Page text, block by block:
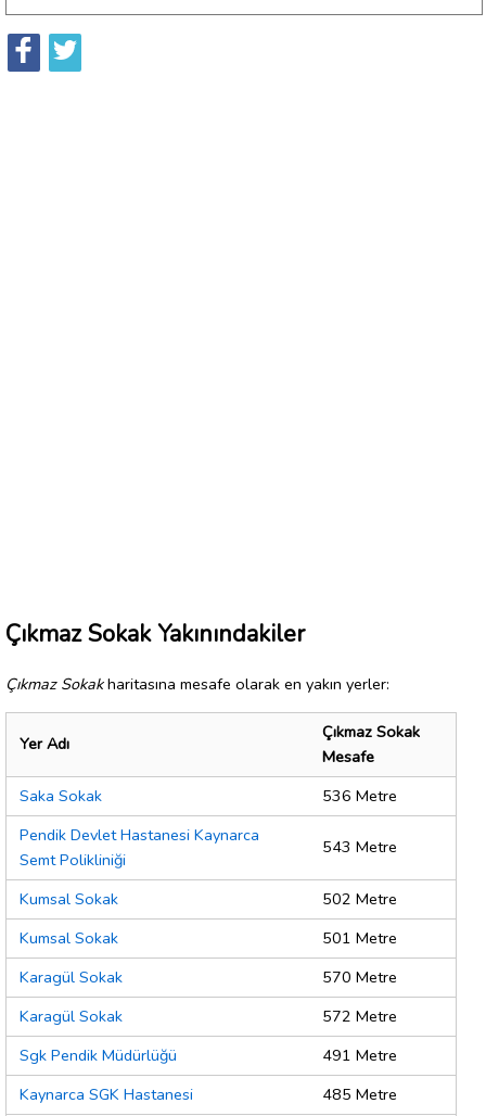
Çıkmaz Sokak Yakınındakiler
Çıkmaz Sokakharitasına mesafe olarak en yakın yerler:
Yer Adı
Çıkmaz Sokak
Mesafe
Saka Sokak
536 Metre
Pendik Devlet Hastanesi Kaynarca
Semt Polikliniği
543 Metre
Kumsal Sokak
502 Metre
Kumsal Sokak
501 Metre
Karagül Sokak
570 Metre
Karagül Sokak
572 Metre
Sgk Pendik Müdürlüğü
491 Metre
Kaynarca SGK Hastanesi
485 Metre